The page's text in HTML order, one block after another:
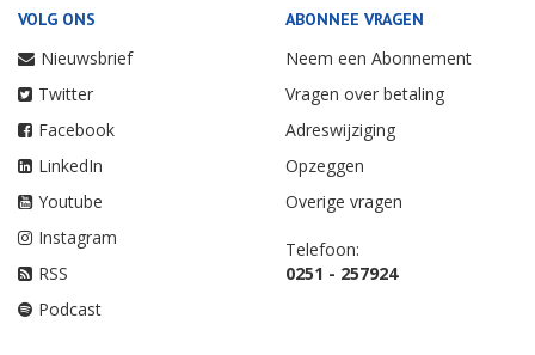
VOLG ONS
Nieuwsbrief
Twitter
Facebook
LinkedIn
Youtube
Instagram
RSS
Podcast
ABONNEE VRAGEN
Neem een Abonnement
Vragen over betaling
Adreswijziging
Opzeggen
Overige vragen
Telefoon:
0251 - 257924